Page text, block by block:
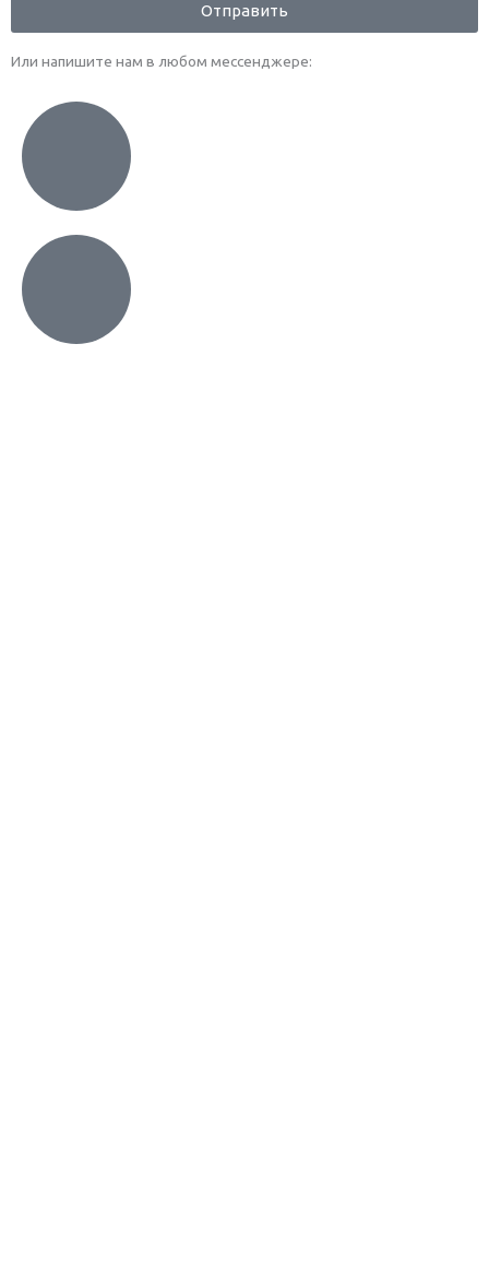
Отправить
Или напишите нам в любом месcенджере: